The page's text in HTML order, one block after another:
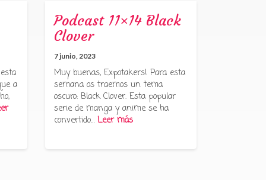
a
Podcast 11×14 Black
Clover
7 junio, 2023
Muy buenas, Expotakers! Para esta
semana os traemos un tema
oscuro: Black Clover. Esta popular
serie de manga y anime se ha
convertido… Leer más